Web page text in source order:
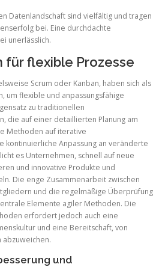
Datenlandschaft sind vielfältig und tragen
bei. Eine durchdachte
unerlässlich.
für flexible Prozesse
Scrum oder Kanban, haben sich als
um flexible und anpassungsfähige
zu traditionellen
die auf einer detaillierten Planung am
Methoden auf iterative
kontinuierliche Anpassung an veränderte
es Unternehmen, schnell auf neue
und innovative Produkte und
Die enge Zusammenarbeit zwischen
und die regelmäßige Überprüfung
Elemente agiler Methoden. Die
erfordert jedoch auch eine
und eine Bereitschaft, von
und